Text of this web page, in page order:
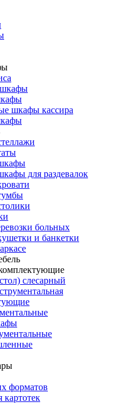
шкафы
шкафы кассира
для раздевалок
больных
и банкетки
слесарный
форматов
картотек